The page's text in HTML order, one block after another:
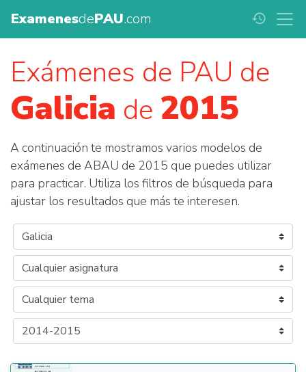
ExamenesdePAU.com history
Exámenes de PAU de
Galicia de 2015
A continuación te mostramos varios modelos de
exámenes de ABAU de 2015 que puedes utilizar
para practicar. Utiliza los filtros de búsqueda para
ajustar los resultados que más te interesen.